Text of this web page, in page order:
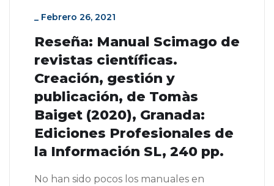
_ Febrero 26, 2021
Reseña: Manual Scimago de
revistas científicas.
Creación, gestión y
publicación, de Tomàs
Baiget (2020), Granada:
Ediciones Profesionales de
la Información SL, 240 pp.
No han sido pocos los manuales en